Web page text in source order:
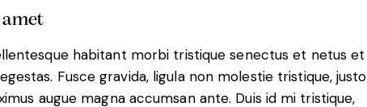
habitant morbi tristique senectus et netus et
Fusce gravida, ligula non molestie tristique, justo
augue magna accumsan ante. Duis id mi tristique,